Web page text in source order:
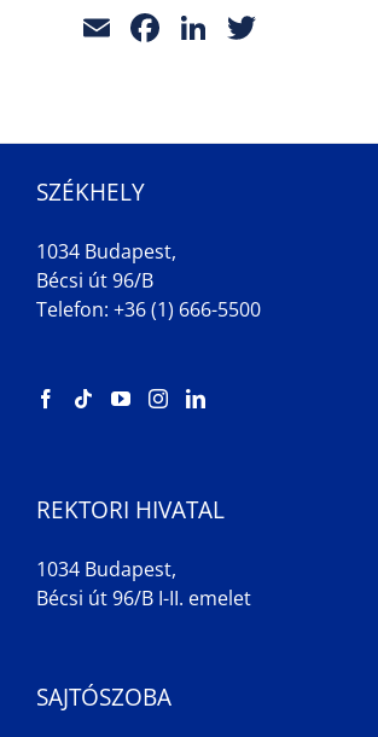
EmailFacebook
LinkedIn
SZÉKHELY
1034 Budapest,
Bécsi út 96/B
Telefon: +36 (1) 666-5500
REKTORI HIVATAL
1034 Budapest,
Bécsi út 96/B I-II. emelet
SAJTÓSZOBA